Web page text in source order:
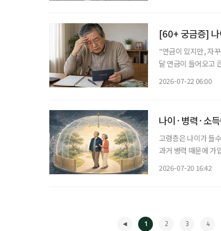
[60+ 궁금증] 나
"연금이 있지만, 자꾸 불안해요." 은퇴 후 가장 많이 큰 걱
달 연금이 들어오고
2026-07-22 06:00
나이·병력·소
고령층은 나이가 들
과거 병력 때문에 가
2026-07-20 16:42
1 2 3 4